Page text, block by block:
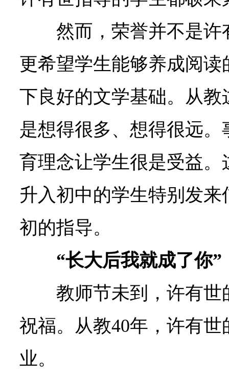
然而，荣誉并不是
更希望学生能够养成阅
下良好的文学基础。从
是想得很多、想得很远
育理念让学生很是受益
升入初中的学生特别发
初的指导。
“长大后我就成了你”
教师节未到，许有
祝福。从教40年，许有
业。